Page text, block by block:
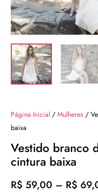
Página Inicial /Mulheres /
baixa
Vestido branco
cintura baixa
R$ 59,00 – R$